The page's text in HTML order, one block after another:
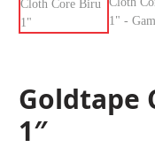
Goldtape
1″